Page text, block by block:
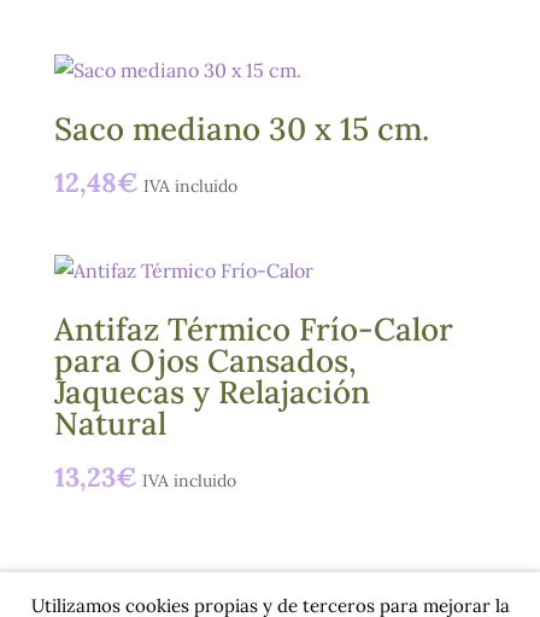
Saco mediano 30 x 15 cm.
12,48€ IVA incluido
Antifaz Térmico Frío-Calor
para Ojos Cansados,
Jaquecas y Relajación
Natural
13,23€ IVA incluido
Utilizamos cookies propias y de terceros para mejorar la